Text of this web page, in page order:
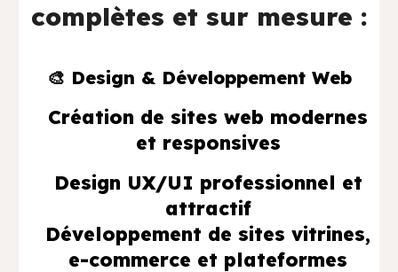
complètes et sur mesure :
🎨 Design & Développement Web
Création de sites web modernes
et responsives
Design UX/UI professionnel et
attractif
Développement de sites vitrines,
e-commerce et plateformes